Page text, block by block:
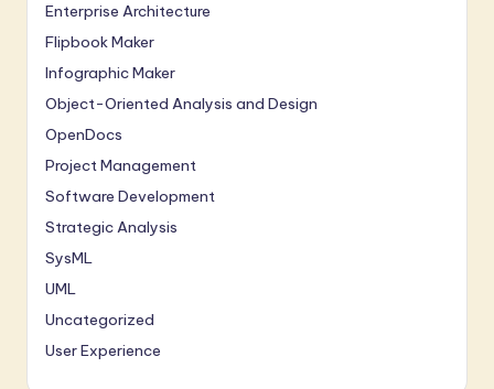
Enterprise Architecture
Flipbook Maker
Infographic Maker
Object-Oriented Analysis and Design
OpenDocs
Project Management
Software Development
Strategic Analysis
SysML
UML
Uncategorized
User Experience